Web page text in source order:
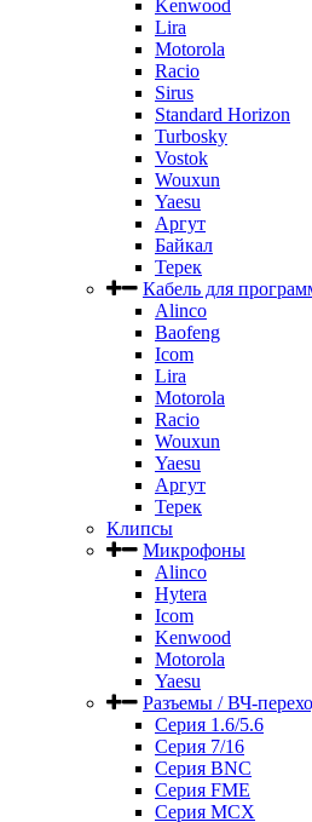
Kenwood
Lira
Motorola
Racio
Sirus
Standard Horizon
Turbosky
Vostok
Wouxun
Yaesu
Аргут
Байкал
Терек
Кабель для
Alinco
Baofeng
Icom
Lira
Motorola
Racio
Wouxun
Yaesu
Аргут
Терек
Клипсы
Микрофоны
Alinco
Hytera
Icom
Kenwood
Motorola
Yaesu
Разъемы / ВЧ-
Серия 1.6/5.6
Серия 7/16
Серия BNC
Серия FME
Серия MCX